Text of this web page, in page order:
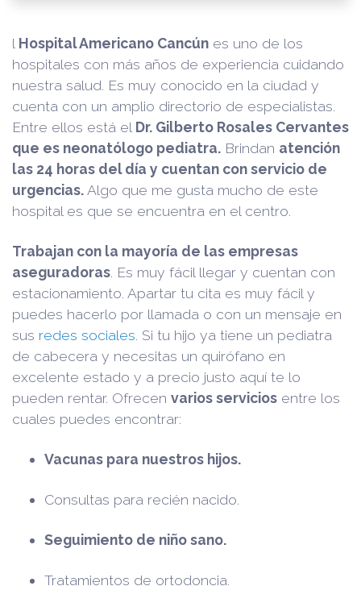
l Hospital Americano Cancún es uno de los
hospitales con más años de experiencia cuidando
nuestra salud. Es muy conocido en la ciudad y
cuenta con un amplio directorio de especialistas.
Entre ellos está el Dr. Gilberto Rosales Cervantes
que es neonatólogo pediatra. Brindan atención
las 24 horas del día y cuentan con servicio de
urgencias. Algo que me gusta mucho de este
hospital es que se encuentra en el centro.
Trabajan con la mayoría de las empresas
aseguradoras . Es muy fácil llegar y cuentan con
estacionamiento. Apartar tu cita es muy fácil y
puedes hacerlo por llamada o con un mensaje en
sus redes sociales . Si tu hijo ya tiene un pediatra
de cabecera y necesitas un quirófano en
excelente estado y a precio justo aquí te lo
pueden rentar. Ofrecen varios servicios entre los
cuales puedes encontrar:
Vacunas para nuestros hijos.
Consultas para recién nacido.
Seguimiento de niño sano.
Tratamientos de ortodoncia.